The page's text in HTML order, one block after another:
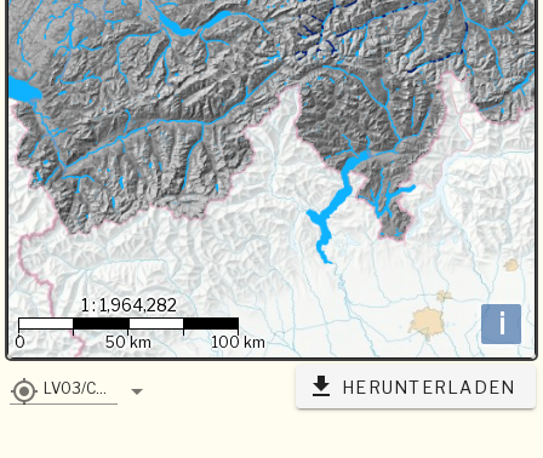
i
1 : 1,964,282
0 50 km 100 km
LV03/CH1903 HERUNTERLADEN